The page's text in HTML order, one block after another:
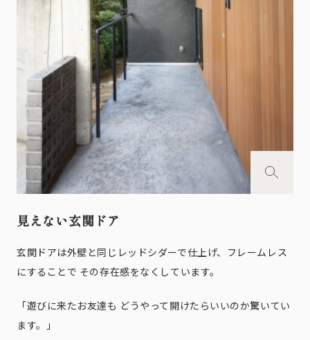
見えない玄関ドア
玄関ドアは外壁と同じレッドシダーで仕上げ、フレームレス
にすることで その存在感をなくしています。
「遊びに来たお友達も どうやって開けたらいいのか驚いてい
ます。」